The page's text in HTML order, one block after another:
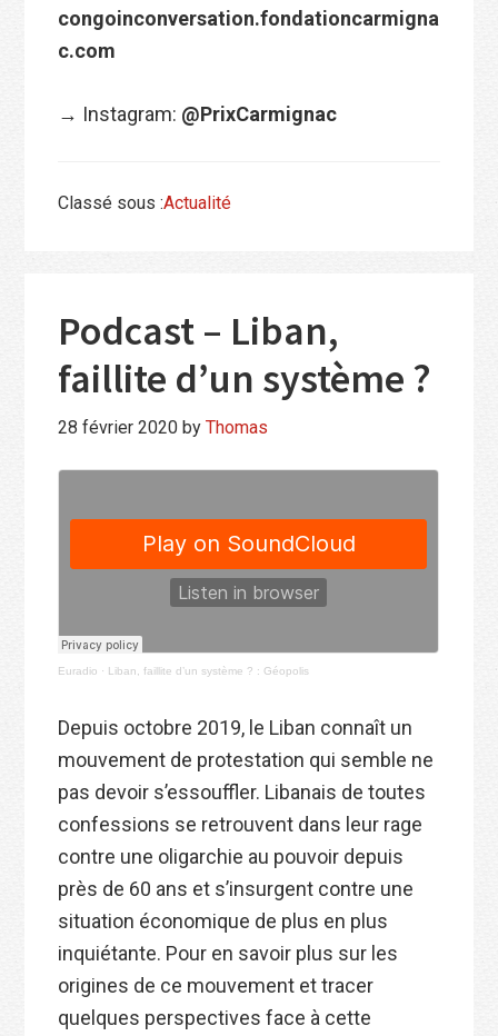
congoinconversation.fondationcarmigna
c.com
→ Instagram: @PrixCarmignac
Classé sous :Actualité
Podcast – Liban,
faillite d’un système ?
28 février 2020 byThomas
Euradio · Liban, faillite d’un système ? : Géopolis
Depuis octobre 2019, le Liban connaît un
mouvement de protestation qui semble ne
pas devoir s’essouffler. Libanais de toutes
confessions se retrouvent dans leur rage
contre une oligarchie au pouvoir depuis
près de 60 ans et s’insurgent contre une
situation économique de plus en plus
inquiétante. Pour en savoir plus sur les
origines de ce mouvement et tracer
quelques perspectives face à cette